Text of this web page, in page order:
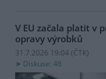
V EU začala platit v
opravy výrobků
31.7.2026 19:04 (ČTK)
Diskuse: 46